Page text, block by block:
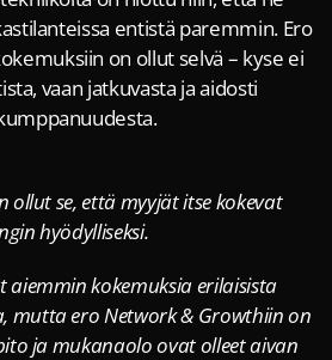
entistä paremmin. Ero
on ollut selvä – kyse ei
vaan jatkuvasta ja aidosti
ollut se, että myyjät itse kokevat
hyödylliseksi.
aiemmin kokemuksia erilaisista
mutta ero Network & Growthiin on
ja mukanaolo ovat olleet aivan